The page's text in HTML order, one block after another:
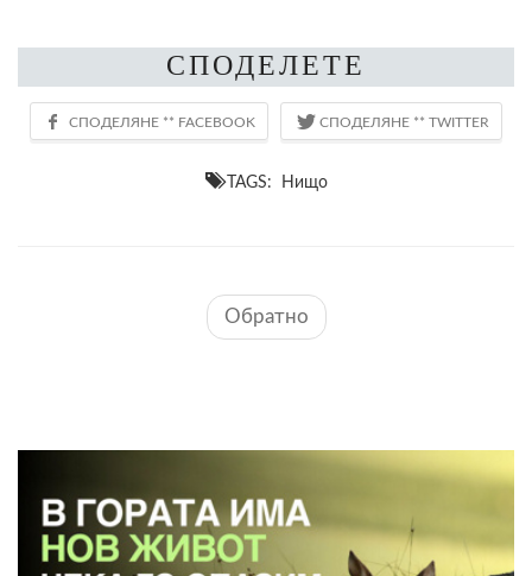
СПОДЕЛЕТЕ
TAGS: Нищо
Обратно